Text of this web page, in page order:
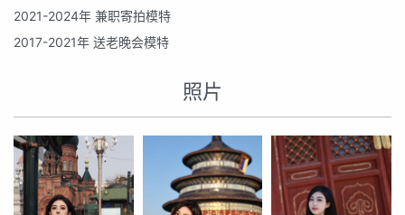
2021-2024年 兼职寄拍模特
2017-2021年 送老晚会模特
照片